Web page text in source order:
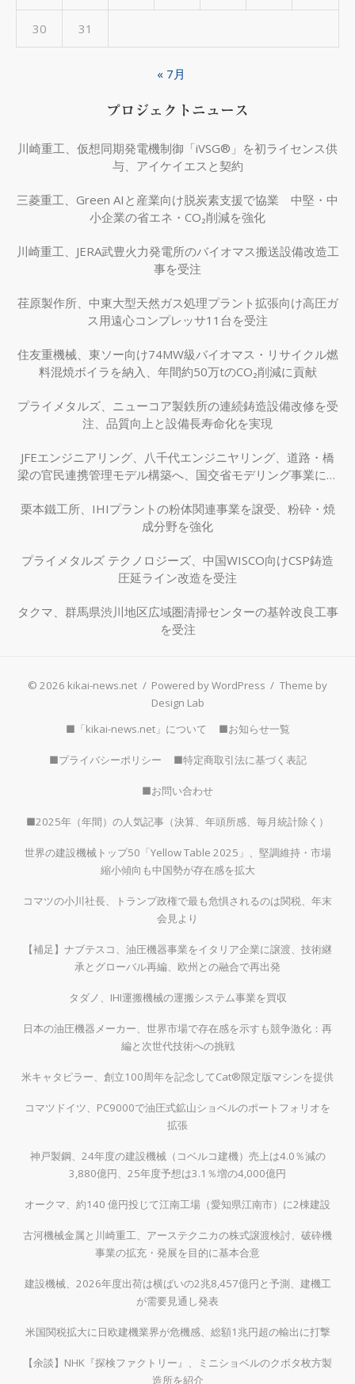
30 31
« 7月
プロジェクトニュース
川崎重工、仮想同期発電機制御「iVSG®」を初ライセンス供
与、アイケイエスと契約
三菱重工、Green AIと産業向け脱炭素支援で協業 中堅・中
小企業の省エネ・CO₂削減を強化
川崎重工、JERA武豊火力発電所のバイオマス搬送設備改造工
事を受注
荏原製作所、中東大型天然ガス処理プラント拡張向け高圧ガ
ス用遠心コンプレッサ11台を受注
住友重機械、東ソー向け74MW級バイオマス・リサイクル燃
料混焼ボイラを納入、年間約50万tのCO₂削減に貢献
プライメタルズ、ニューコア製鉄所の連続鋳造設備改修を受
注、品質向上と設備長寿命化を実現
JFEエンジニアリング、八千代エンジニヤリング、道路・橋
梁の官民連携管理モデル構築へ、国交省モデリング事業に採
栗本鐵工所、IHIプラントの粉体関連事業を譲受、粉砕・焼
成分野を強化
プライメタルズ テクノロジーズ、中国WISCO向けCSP鋳造
圧延ライン改造を受注
タクマ、群馬県渋川地区広域圏清掃センターの基幹改良工事
を受注
© 2026 kikai-news.net / Powered by WordPress / Theme by
Design Lab
■「kikai-news.net」について
■お知らせ一覧
■プライバシーポリシー ■特定商取引法に基づく表記
■お問い合わせ
■2025年（年間）の人気記事（決算、年頭所感、毎月統計除く）
世界の建設機械トップ50「Yellow Table 2025」、堅調維持・市場
縮小傾向も中国勢が存在感を拡大
コマツの小川社長、トランプ政権で最も危惧されるのは関税、年末
会見より
【補足】ナブテスコ、油圧機器事業をイタリア企業に譲渡、技術継
承とグローバル再編、欧州との融合で再出発
タダノ、IHI運搬機械の運搬システム事業を買収
日本の油圧機器メーカー、世界市場で存在感を示すも競争激化：再
編と次世代技術への挑戦
米キャタピラー、創立100周年を記念してCat®限定版マシンを提供
コマツドイツ、PC9000で油圧式鉱山ショベルのポートフォリオを
拡張
神戸製鋼、24年度の建設機械（コベルコ建機）売上は4.0％減の
3,880億円、25年度予想は3.1％増の4,000億円
オークマ、約140 億円投じて江南工場（愛知県江南市）に2棟建設
古河機械金属と川崎重工、アーステクニカの株式譲渡検討、破砕機
事業の拡充・発展を目的に基本合意
建設機械、2026年度出荷は横ばいの2兆8,457億円と予測、建機工
が需要見通し発表
米国関税拡大に日欧建機業界が危機感、総額1兆円超の輸出に打撃
【余談】NHK『探検ファクトリー』、ミニショベルのクボタ枚方製
造所を紹介